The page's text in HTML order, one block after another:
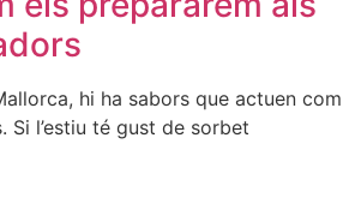
hi ha sabors que actuen com
Si l’estiu té gust de sorbet